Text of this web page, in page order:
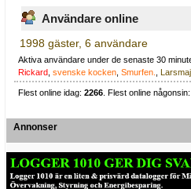
Användare online
1998 gäster, 6 användare
Aktiva användare under de senaste 30
Rickard,svenske kocken,Smurfen.,
Flest online idag:2266 . Flest online
Annonser